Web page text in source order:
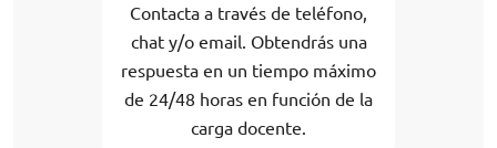
Contacta a través de teléfono,
chat y/o email. Obtendrás una
respuesta en un tiempo máximo
de 24/48 horas en función de la
carga docente.